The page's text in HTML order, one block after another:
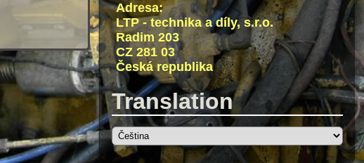
Adresa:
LTP - technika a díly, s.r.o.
Radim 203
CZ 281 03
Česká republika
Translation